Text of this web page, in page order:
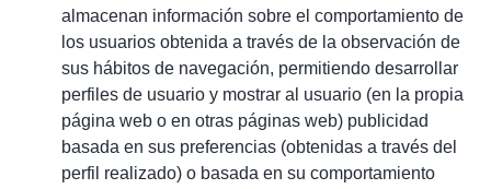
almacenan información sobre el comportamiento de
los usuarios obtenida a través de la observación de
sus hábitos de navegación, permitiendo desarrollar
perfiles de usuario y mostrar al usuario (en la propia
página web o en otras páginas web) publicidad
basada en sus preferencias (obtenidas a través del
perfil realizado) o basada en su comportamiento